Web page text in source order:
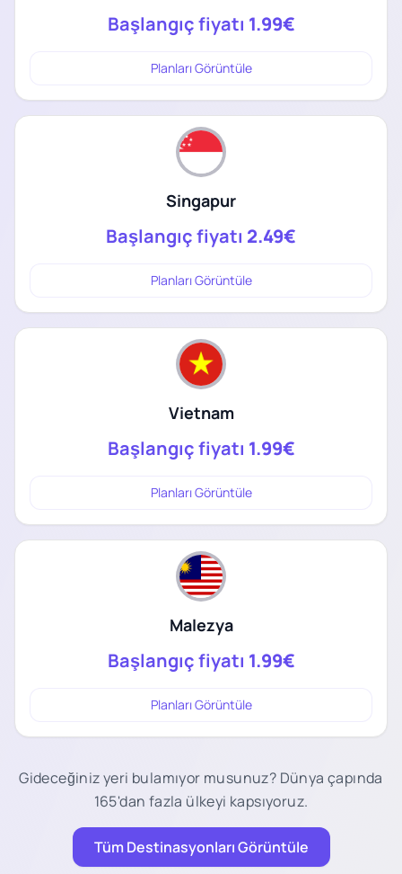
Başlangıç fiyatı 1.99€
Planları Görüntüle
Singapur
Başlangıç fiyatı 2.49€
Planları Görüntüle
Vietnam
Başlangıç fiyatı 1.99€
Planları Görüntüle
Malezya
Başlangıç fiyatı 1.99€
Planları Görüntüle
Gideceğiniz yeri bulamıyor musunuz? Dünya çapında
165'dan fazla ülkeyi kapsıyoruz.
Tüm Destinasyonları Görüntüle